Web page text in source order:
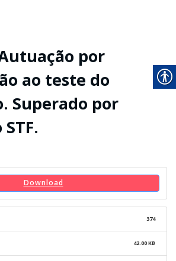
por
ao teste do
Superado por
Download
374
42.00 KB